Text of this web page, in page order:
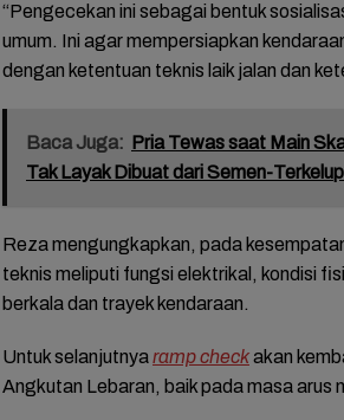
“Pengecekan ini sebagai bentuk
umum. Ini agar mempersiapkan
dengan ketentuan teknis laik jalan dan
Baca Juga: Pria Tewas saat Main
Tak Layak Dibuat dari Semen-
Reza mengungkapkan, pada
teknis meliputi fungsi elektrikal, kondisi
berkala dan trayek kendaraan.
Untuk selanjutnyaramp checkakan
Angkutan Lebaran, baik pada masa arus
FOTO: Khidmat dan